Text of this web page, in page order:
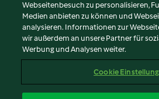
Nutzungsbedingungen
Datenschutzrichtlinien
Disclaimer
Impressum
Inhalt melden
Webseitenbesuch zu personalisieren,
Medien anbieten zu können und
analysieren. Informationen zur
wir außerdem an unsere Partner für
Werbung und Analysen weiter.
Cookie